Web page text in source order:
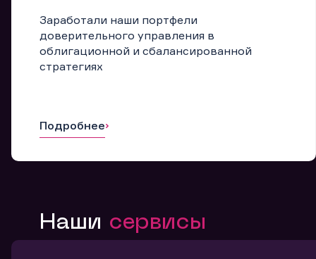
Заработали наши портфели
доверительного управления в
облигационной и сбалансированной
стратегиях
Подробнее
Наши сервисы